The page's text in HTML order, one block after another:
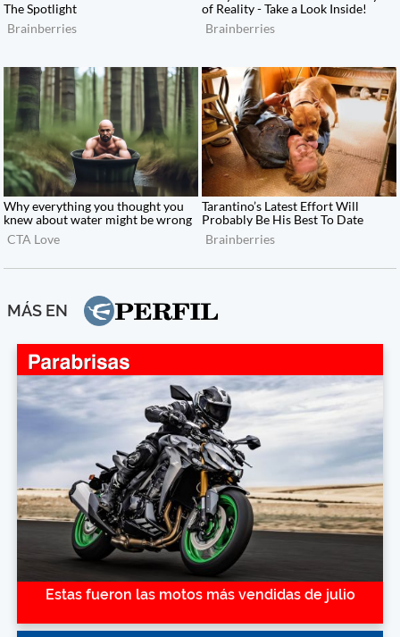
MÁS EN
Estas fueron las motos más vendidas de julio